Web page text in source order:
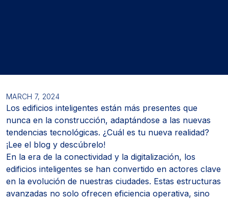
MARCH 7, 2024
Los edificios inteligentes están más presentes que
nunca en la construcción, adaptándose a las nuevas
tendencias tecnológicas. ¿Cuál es tu nueva realidad?
¡Lee el blog y descúbrelo!
En la era de la conectividad y la digitalización, los
edificios inteligentes se han convertido en actores clave
en la evolución de nuestras ciudades. Estas estructuras
avanzadas no solo ofrecen eficiencia operativa, sino